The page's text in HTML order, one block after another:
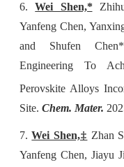
6.Wei Shen,*
Yanfeng Chen,
and Shufen
Engineering To
Perovskite Alloys
Site. Chem. Mater.
7.Wei Shen,‡ Zhan
Yanfeng Chen, Jiayu